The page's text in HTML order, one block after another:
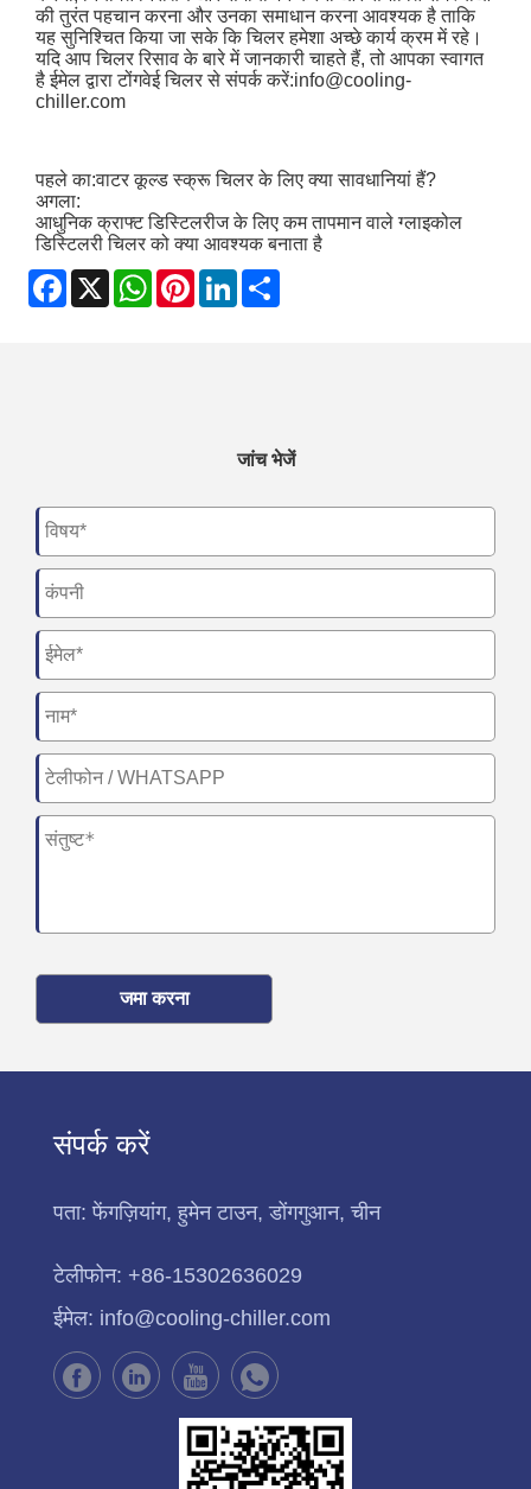
की तुरंत पहचान करना और उनका समाधान करना आवश्यक है ताकि
यह सुनिश्चित किया जा सके कि चिलर हमेशा अच्छे कार्य क्रम में रहे।
यदि आप चिलर रिसाव के बारे में जानकारी चाहते हैं, तो आपका स्वागत
है ईमेल द्वारा टोंगवेई चिलर से संपर्क करें:info@cooling-
chiller.com
पहले का:वाटर कूल्ड स्क्रू चिलर के लिए क्या सावधानियां हैं?
अगला:
आधुनिक क्राफ्ट डिस्टिलरीज के लिए कम तापमान वाले ग्लाइकोल
डिस्टिलरी चिलर को क्या आवश्यक बनाता है
Facebook
X WhatsApp
PinterestLinkedIn
जांच भेजें
जमा करना
संपर्क करें
पता:फेंगज़ियांग, हुमेन टाउन, डोंगगुआन, चीन
टेलीफोन: +86-15302636029
ईमेल: info@cooling-chiller.com